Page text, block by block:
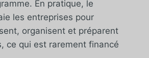
En pratique, le
les entreprises pour
organisent et préparent
ce qui est rarement financé